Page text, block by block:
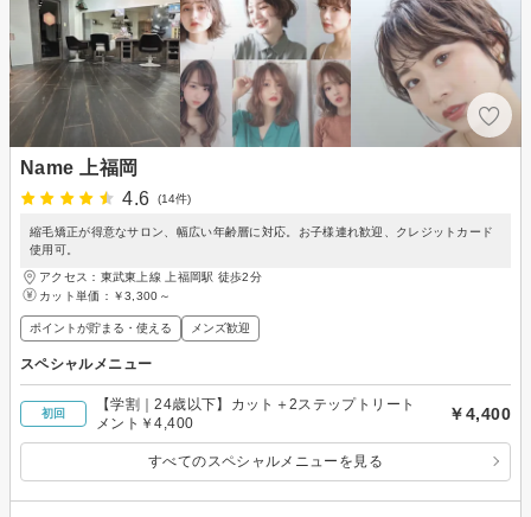
Name 上福岡
4.6
(14件)
縮毛矯正が得意なサロン、幅広い年齢層に対応。お子様連れ歓迎、クレジットカード
使用可。
アクセス：東武東上線 上福岡駅 徒歩2分
カット単価： ￥3,300～
ポイントが貯まる・使える メンズ歓迎
スペシャルメニュー
初回
【学割｜24歳以下】カット＋2ステップトリート
メント￥4,400
￥4,400
すべてのスペシャルメニューを見る